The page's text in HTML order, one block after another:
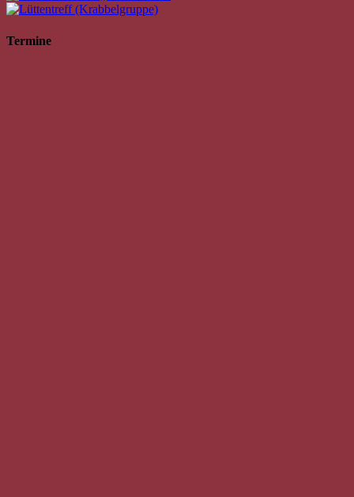
Termine